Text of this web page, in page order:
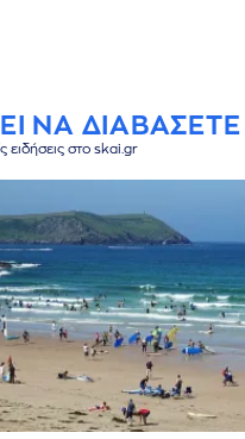
ΝΑ ΔΙΑΒΑΣΕΤΕ
ειδήσεις στο skai.gr